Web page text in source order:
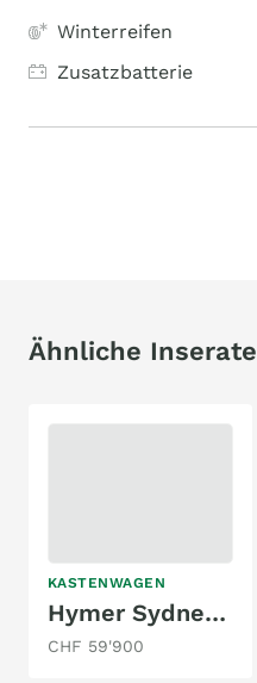
Winterreifen
Zusatzbatterie
Ähnliche Inserate
KASTENWAGEN
Hymer Sydney Limited
CHF 59'900